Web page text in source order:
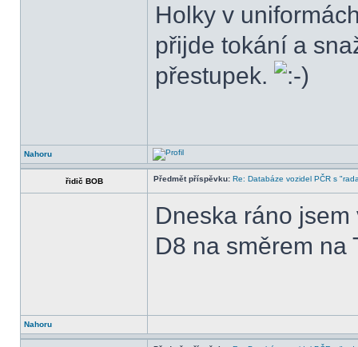
Holky v
přijde tokání a
přestupek.
Nahoru
řidič BOB Předmět příspěvku: Re: Databáze vozidel PČR s
Dneska ráno
D8 na směrem na
Nahoru